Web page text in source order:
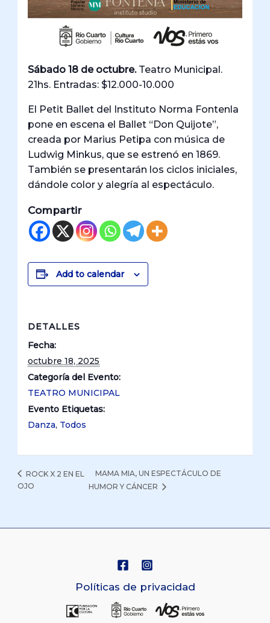
Sábado 18 de octubre.Teatro Municipal.
21hs. Entradas: $12.000-10.000
El Petit Ballet del Instituto Norma Fontenla
pone en escena el Ballet “Don Quijote”,
creada por Marius Petipa con música de
Ludwig Minkus, que se estrenó en 1869.
También se presentarán los ciclos iniciales,
dándole color y alegría al espectáculo.
Compartir
Add to calendar
DETALLES
Fecha:
octubre 18, 2025
Categoría del Evento:
TEATRO MUNICIPAL
Evento Etiquetas:
Danza, Todos
ROCK X 2 EN EL
OJO
MAMA MIA, UN ESPECTÁCULO DE
HUMOR Y CÁNCER
Políticas de privacidad